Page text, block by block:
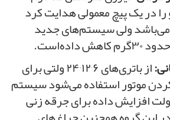
در یک پیچ معمولی هدایت کرد
می‌باشد ولی سیستم‌های جدید
از باتری‌های ۲۴٬۱۲٬۶ ولتی برای
موتور استفاده می‌شود سیستم
جرقه زنی را تا ۳۰۰۰۰ولت افزایش داده برای جرقه زنی